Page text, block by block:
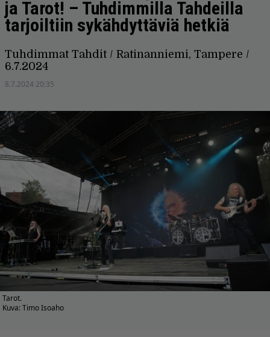
ja Tarot! – Tuhdimmilla Tahdeilla
tarjoiltiin sykähdyttäviä hetkiä
Tuhdimmat Tahdit / Ratinanniemi, Tampere /
6.7.2024
8.7.2024 20:35
Tarot.
Kuva: Timo Isoaho